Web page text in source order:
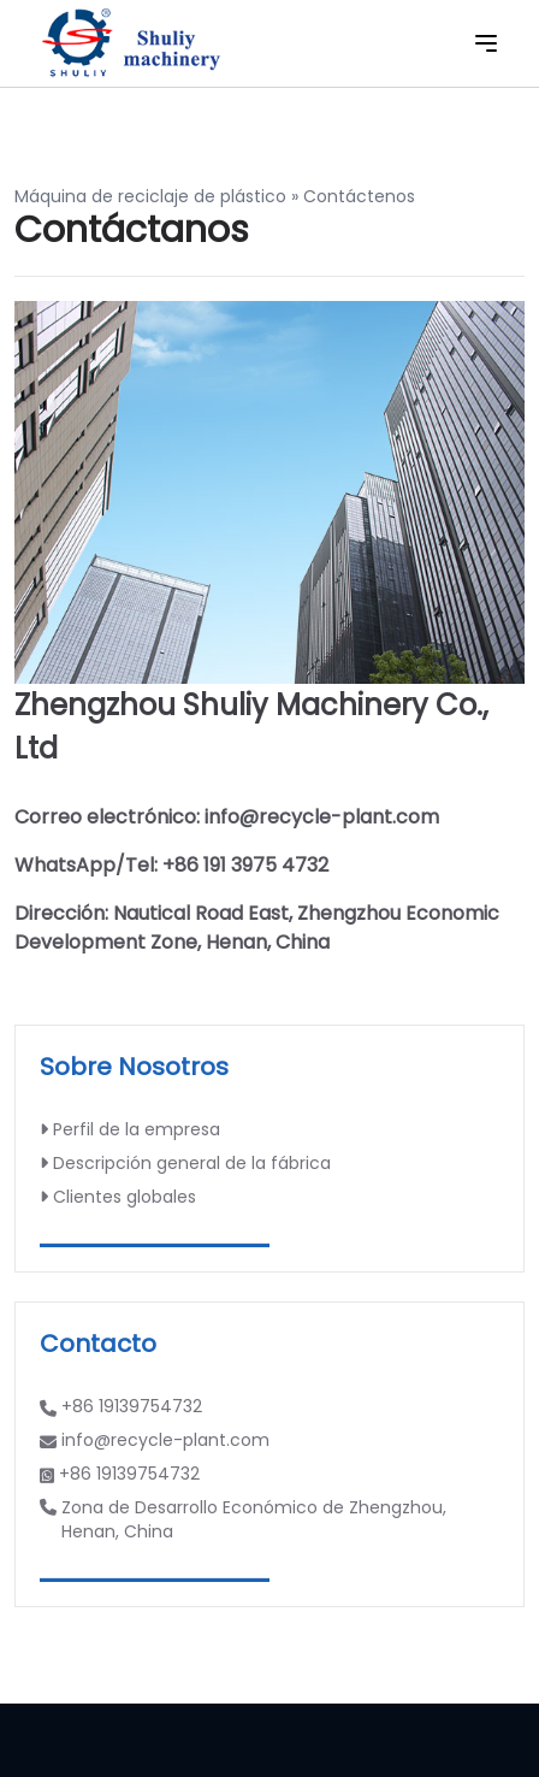
Máquina de reciclaje de plástico » Contáctenos
Contáctanos
Zhengzhou Shuliy Machinery Co.,
Ltd
Correo electrónico: info@recycle-plant.com
WhatsApp/Tel: +86 191 3975 4732
Dirección: Nautical Road East, Zhengzhou Economic
Development Zone, Henan, China
Sobre Nosotros
Perfil de la empresa
Descripción general de la fábrica
Clientes globales
Contacto
+86 19139754732
info@recycle-plant.com
+86 19139754732
Zona de Desarrollo Económico de Zhengzhou,
Henan, China